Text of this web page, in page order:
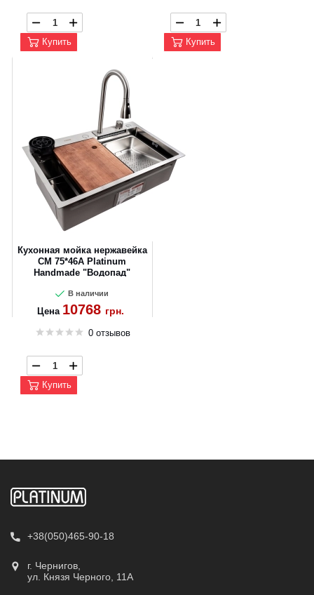
Купить Купить
Кухонная мойка нержавейка
CM 75*46A Platinum
Handmade "Водопад"
В наличии
Цена 10768 грн.
0 отзывов
Купить
+38(050)465-90-18
г. Чернигов,
ул. Князя Черного, 11А